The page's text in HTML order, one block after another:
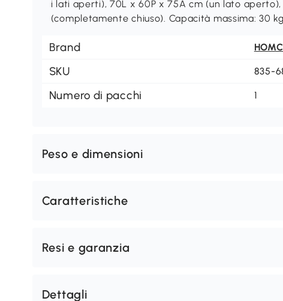
i lati aperti), 70L x 60P x 75A cm (un lato
(completamente chiuso). Capacità massima: 30
Brand
SKU 835-
Numero di pacchi 1
Peso e dimensioni
Caratteristiche
Resi e garanzia
Dettagli